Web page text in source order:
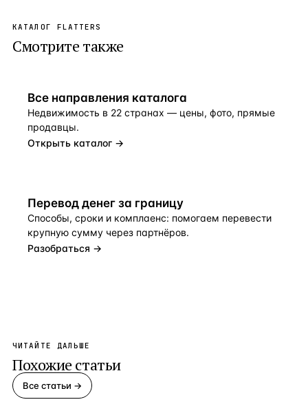
КАТАЛОГ FLATTERS
Смотрите также
Все направления каталога
Недвижимость в 22 странах — цены, фото, прямые
продавцы.
Открыть каталог →
Перевод денег за границу
Способы, сроки и комплаенс: помогаем перевести
крупную сумму через партнёров.
Разобраться →
ЧИТАЙТЕ ДАЛЬШЕ
Похожие статьи
Все статьи →